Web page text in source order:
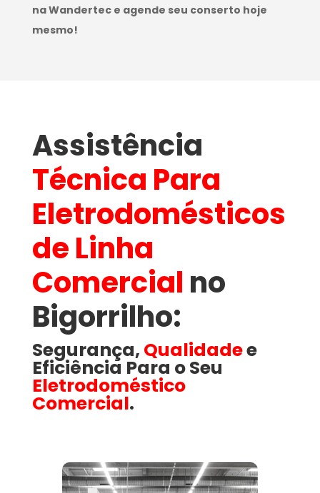
na Wandertec e agende seu conserto hoje
mesmo!
Assistência
Técnica Para
Eletrodomésticos
de Linha
Comercial no
Bigorrilho​:
Segurança, Qualidadee
Eficiência Para o Seu
Eletrodoméstico
Comercial.